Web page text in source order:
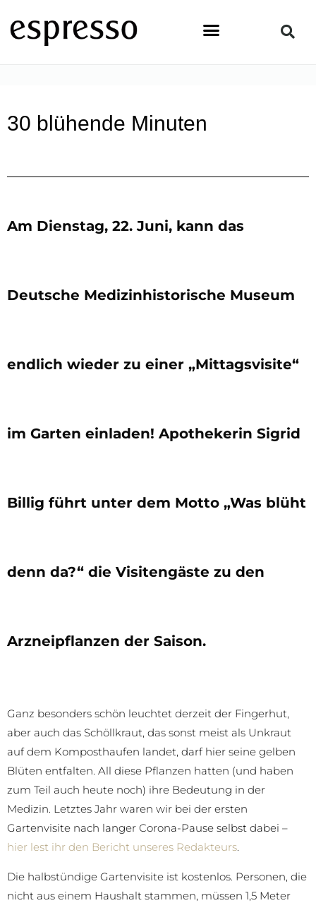
Inhalt
springen
30 blühende Minuten
Am Dienstag, 22. Juni, kann das
Deutsche Medizinhistorische Museum
endlich wieder zu einer „Mittagsvisite“
im Garten einladen! Apothekerin Sigrid
Billig führt unter dem Motto „Was blüht
denn da?“ die Visitengäste zu den
Arzneipflanzen der Saison.
Ganz besonders schön leuchtet derzeit der Fingerhut,
aber auch das Schöllkraut, das sonst meist als Unkraut
auf dem Komposthaufen landet, darf hier seine gelben
Blüten entfalten. All diese Pflanzen hatten (und haben
zum Teil auch heute noch) ihre Bedeutung in der
Medizin. Letztes Jahr waren wir bei der ersten
Gartenvisite nach langer Corona-Pause selbst dabei –
hier lest ihr den Bericht unseres Redakteurs.
Die halbstündige Gartenvisite ist kostenlos. Personen, die
nicht aus einem Haushalt stammen, müssen 1,5 Meter